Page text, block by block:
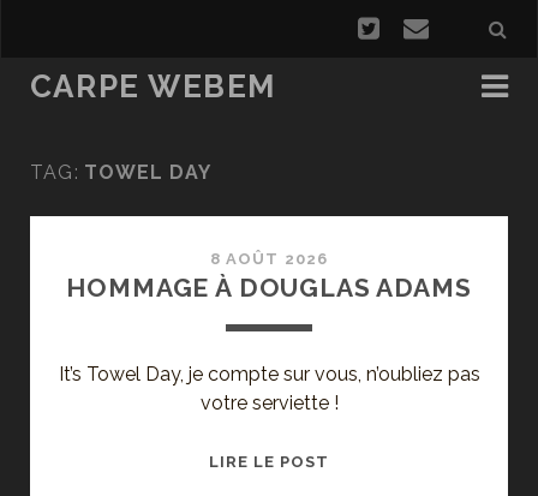
CARPE WEBEM
TAG: TOWEL DAY
8 AOÛT 2026
HOMMAGE À DOUGLAS ADAMS
It’s Towel Day, je compte sur vous, n’oubliez pas
votre serviette !
LIRE LE POST